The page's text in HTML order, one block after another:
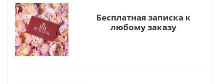
Бесплатная записка к
любому заказу